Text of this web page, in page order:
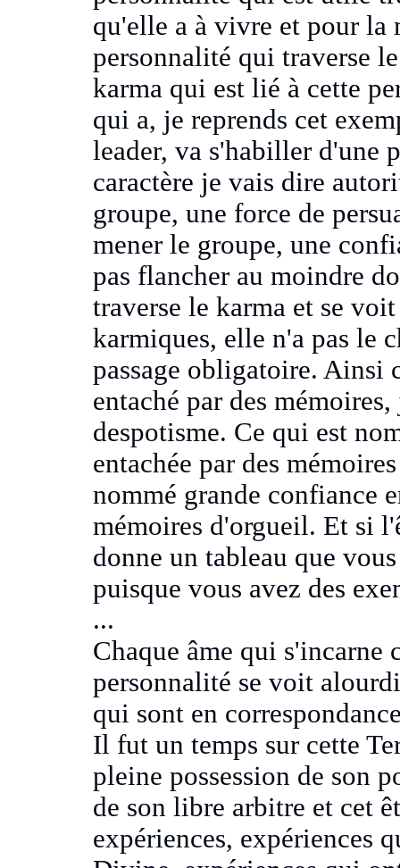
qu'elle a à vivre et pour la
personnalité qui traverse
karma qui est lié à cette
qui a, je reprends cet
leader,va s'habiller d'une
caractère je vais dire
groupe,une force de
mener le groupe, une
pas flancher au moindre
traverse le karma et se
karmiques, elle n'a pas le
passage obligatoire.Ainsi
entaché par des
despotisme. Ce qui est
entachée par des
nommé grande confiance
mémoires d'orgueil. Et si
donne un tableau que
puisque vous avez des
...
Chaque âme qui
personnalité se voit
qui sont en
Il fut un temps sur cette
pleine possession de son
de son libre arbitre et cet
expériences, expériences